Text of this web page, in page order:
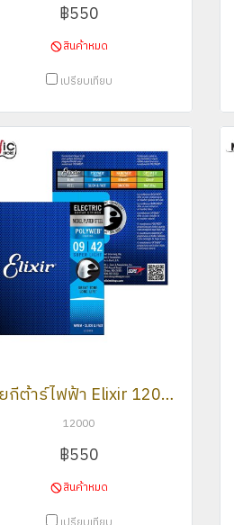
฿550
สินค้าหมด
เปรียบเทียบ
สายกีต้าร์ไฟฟ้า Elixir 12000
12000
฿550
สินค้าหมด